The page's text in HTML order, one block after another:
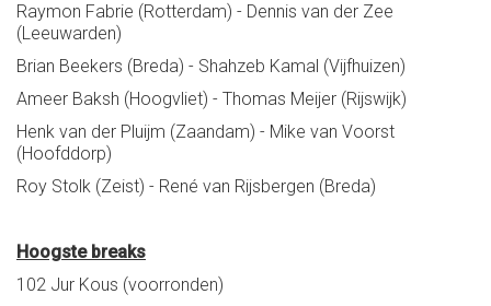
Raymon Fabrie (Rotterdam) - Dennis van der Zee
(Leeuwarden)
Brian Beekers (Breda) - Shahzeb Kamal (Vijfhuizen)
Ameer Baksh (Hoogvliet) - Thomas Meijer (Rijswijk)
Henk van der Pluijm (Zaandam) - Mike van Voorst
(Hoofddorp)
Roy Stolk (Zeist) - René van Rijsbergen (Breda)
Hoogste breaks
102 Jur Kous (voorronden)